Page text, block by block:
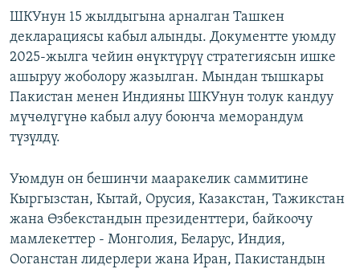
ШКУнун 15 жылдыгына арналган Ташкен
декларациясы кабыл алынды. Документте уюмду
2025-жылга чейин өнүктүрүү стратегиясын ишке
ашыруу жоболору жазылган. Мындан тышкары
Пакистан менен Индияны ШКУнун толук кандуу
мүчөлүгүнө кабыл алуу боюнча меморандум
түзүлдү.
Уюмдун он бешинчи мааракелик саммитине
Кыргызстан, Кытай, Орусия, Казакстан, Тажикстан
жана Өзбекстандын президенттери, байкоочу
мамлекеттер - Монголия, Беларус, Индия,
Ооганстан лидерлери жана Иран, Пакистандын